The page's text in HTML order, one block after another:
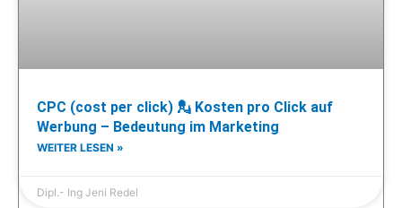
CPC (cost per click) 💂 Kosten pro Click auf
Werbung – Bedeutung im Marketing
WEITER LESEN »
Dipl.- Ing Jeni Redel